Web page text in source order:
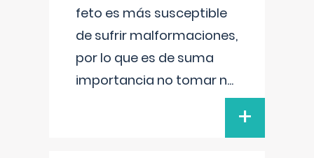
feto es más susceptible
de sufrir malformaciones,
por lo que es de suma
importancia no tomar n...
+